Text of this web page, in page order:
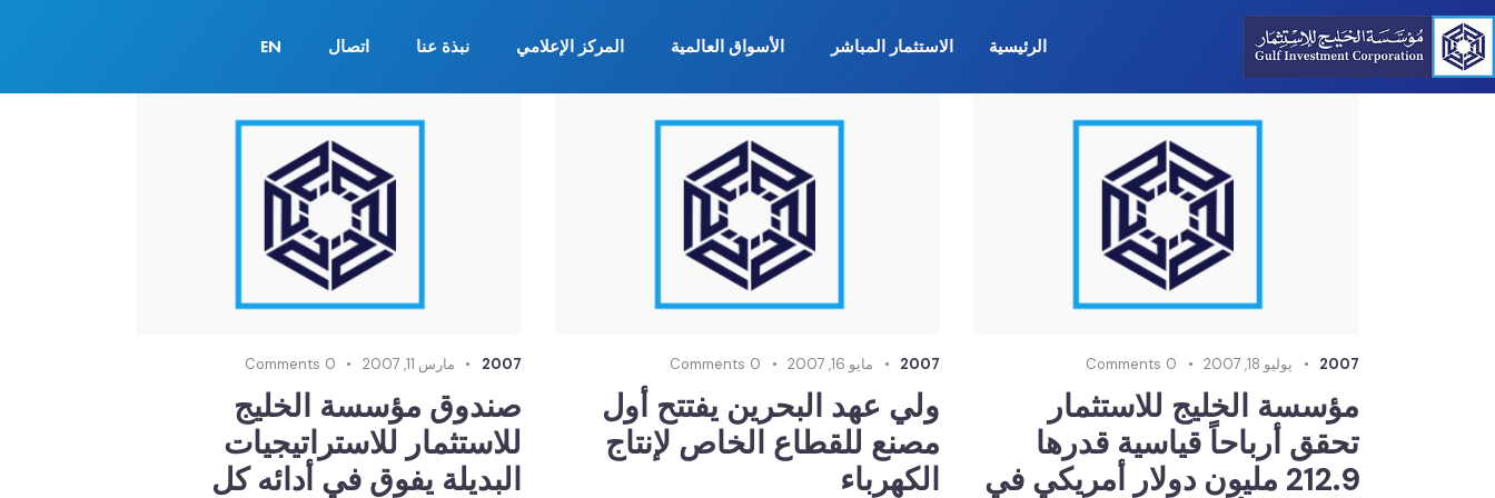
الرئيسية الاستثمار المباشر الأسواق العالمية المركز الإعلامي نبذة عنا اتصال EN
2007 يوليو 18, 2007 0
Comments
مؤسسة الخليج للاستثمار
تحقق أرباحاً قياسية قدرها
212.9 مليون دولار أمريكي في
2007 مايو 16, 2007 0
Comments
ولي عهد البحرين يفتتح أول
مصنع للقطاع الخاص لإنتاج
الكهرباء
2007 مارس 11, 2007 0
Comments
صندوق مؤسسة الخليج
للاستثمار للاستراتيجيات
البديلة يفوق في أدائه كل